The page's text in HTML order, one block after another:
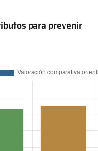
para prevenir